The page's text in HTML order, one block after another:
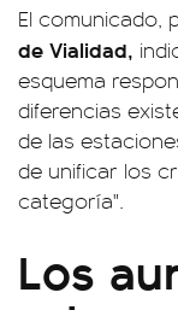
El comunicado,
de Vialidad,
esquema
diferencias
de las
de unificar los
categoría".
Los